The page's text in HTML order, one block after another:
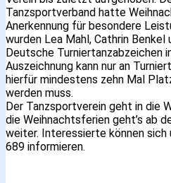
Tanzsportverband hatte
Anerkennung für besondere
wurden Lea Mahl, Cathrin Benkel
Deutsche Turniertanzabzeichen
Auszeichnung kann nur an
hierfür mindestens zehn Mal
werden muss.
Der Tanzsportverein geht in die
die Weihnachtsferien geht’s ab
weiter. Interessierte können
689 informieren.